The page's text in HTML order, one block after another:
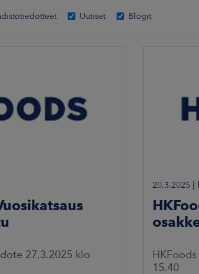
Uutiset Blogit
27.3.2025 klo
20.3.2025 |
15.40